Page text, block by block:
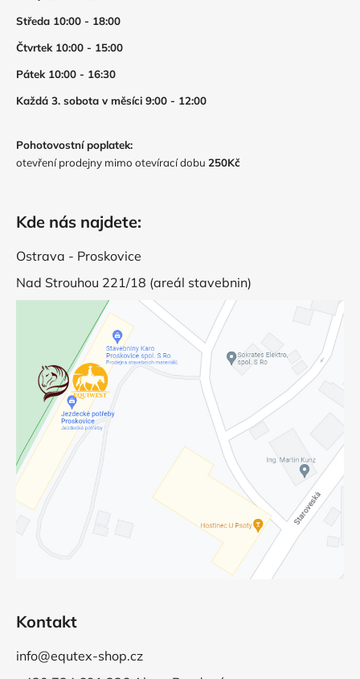
Středa 10:00 - 18:00
Čtvrtek 10:00 - 15:00
Pátek 10:00 - 16:30
Každá 3. sobota v měsíci 9:00 - 12:00
Pohotovostní poplatek:
otevření prodejny mimo otevírací dobu 250Kč
Kde nás najdete:
Ostrava - Proskovice
Nad Strouhou 221/18 (areál stavebnin)
Kontakt
info@equtex-shop.cz